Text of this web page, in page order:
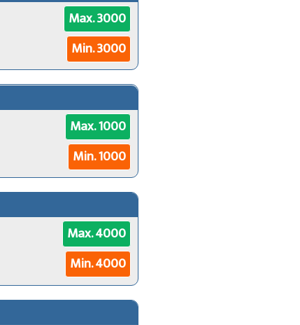
Max. 3000
Min. 3000
Max. 1000
Min. 1000
Max. 4000
Min. 4000